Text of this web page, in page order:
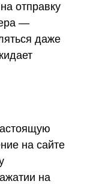
отправку
—
даже
на сайте
на